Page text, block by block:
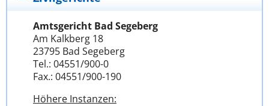
Amtsgericht Bad Segeberg
Am Kalkberg 18
23795 Bad Segeberg
Tel.: 04551/900-0
Fax.: 04551/900-190
Höhere Instanzen: